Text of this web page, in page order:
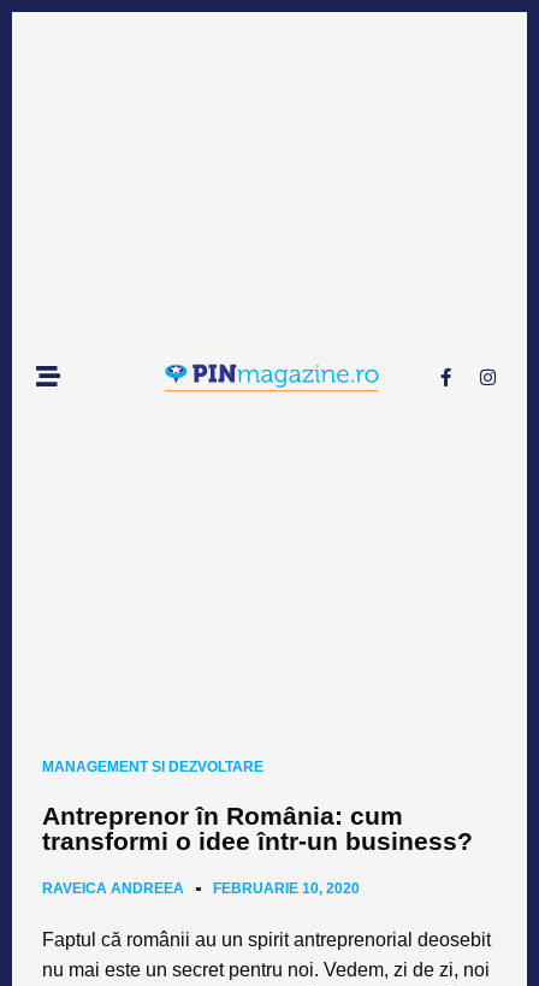
MANAGEMENT SI DEZVOLTARE
Antreprenor în România: cum
transformi o idee într-un business?
RAVEICA ANDREEA FEBRUARIE 10, 2020
Faptul că românii au un spirit antreprenorial deosebit
nu mai este un secret pentru noi. Vedem, zi de zi, noi